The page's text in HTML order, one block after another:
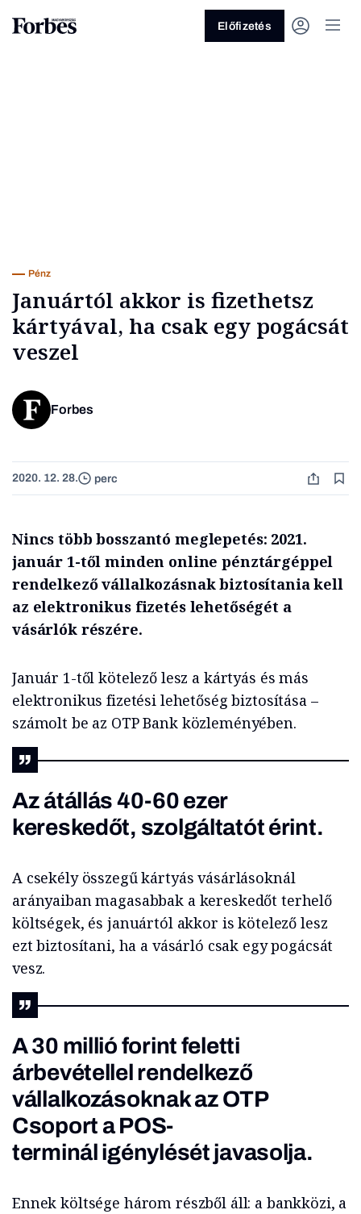
Előfizetés
Pénz
Januártól akkor is fizethetsz
kártyával, ha csak egy pogácsát
veszel
Forbes
2020. 12. 28. perc
Nincs több bosszantó meglepetés: 2021.
január 1-től minden online pénztárgéppel
rendelkező vállalkozásnak biztosítania kell
az elektronikus fizetés lehetőségét a
vásárlók részére.
Január 1-től kötelező lesz a kártyás és más
elektronikus fizetési lehetőség biztosítása –
számolt be az OTP Bank közleményében.
Az átállás 40-60 ezer
kereskedőt, szolgáltatót érint.
A csekély összegű kártyás vásárlásoknál
arányaiban magasabbak a kereskedőt terhelő
költségek, és januártól akkor is kötelező lesz
ezt biztosítani, ha a vásárló csak egy pogácsát
vesz.
A 30 millió forint feletti
árbevétellel rendelkező
vállalkozásoknak az OTP
Csoport a POS-
terminál igénylését javasolja.
Ennek költsége három részből áll: a bankközi, a